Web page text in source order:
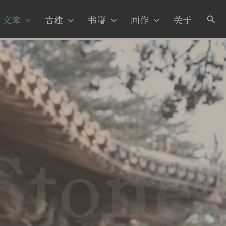
文章 古建 书籍 画作 关于
搜